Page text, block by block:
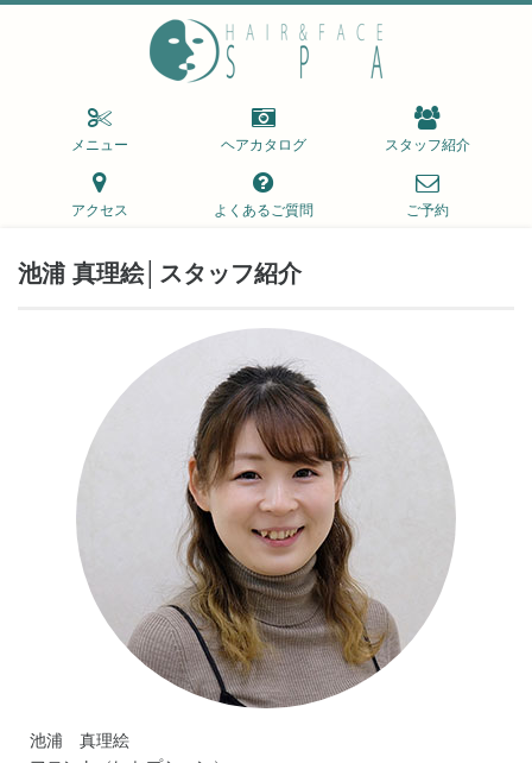
メニュー ヘアカタログ スタッフ紹介
アクセス よくあるご質問 ご予約
池浦 真理絵│スタッフ紹介
池浦 真理絵